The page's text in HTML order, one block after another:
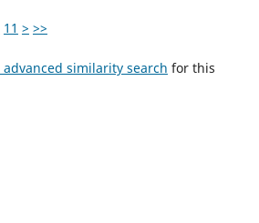
11 > >>
similarity search for this